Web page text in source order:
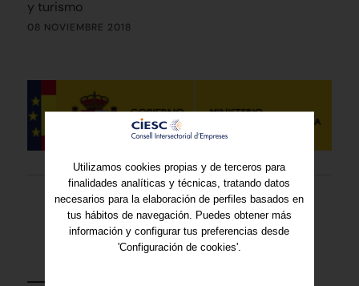
y turismo
08 NOVIEMBRE 2018
Utilizamos cookies propias y de terceros para
finalidades analíticas y técnicas, tratando datos
necesarios para la elaboración de perfiles basados en
tus hábitos de navegación. Puedes obtener más
información y configurar tus preferencias desde
'Configuración de cookies'.